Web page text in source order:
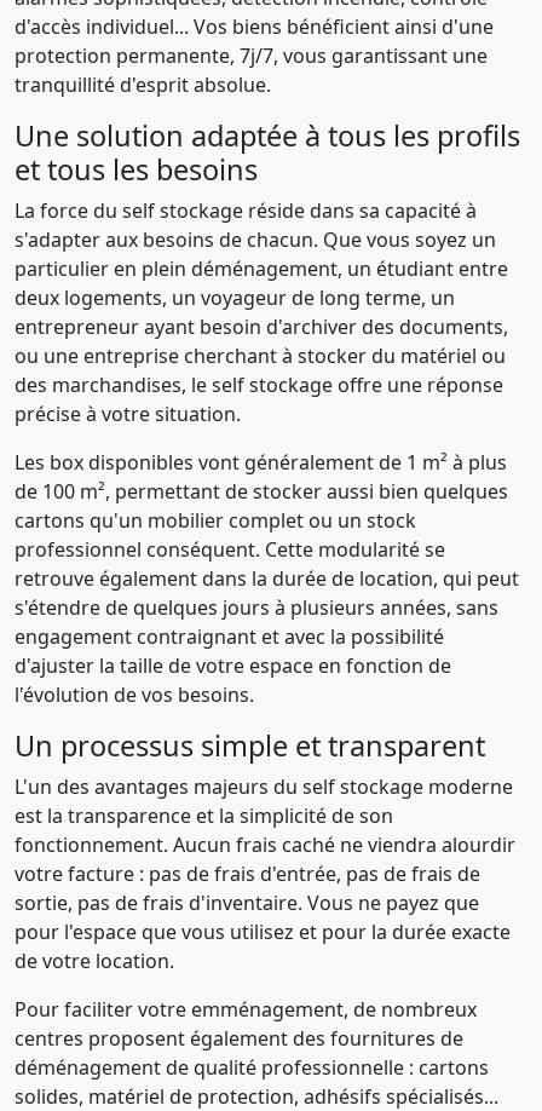
d'accès individuel... Vos biens bénéficient ainsi d'une
protection permanente, 7j/7, vous garantissant une
tranquillité d'esprit absolue.
Une solution adaptée à tous les profils
et tous les besoins
La force du self stockage réside dans sa capacité à
s'adapter aux besoins de chacun. Que vous soyez un
particulier en plein déménagement, un étudiant entre
deux logements, un voyageur de long terme, un
entrepreneur ayant besoin d'archiver des documents,
ou une entreprise cherchant à stocker du matériel ou
des marchandises, le self stockage offre une réponse
précise à votre situation.
Les box disponibles vont généralement de 1 m² à plus
de 100 m², permettant de stocker aussi bien quelques
cartons qu'un mobilier complet ou un stock
professionnel conséquent. Cette modularité se
retrouve également dans la durée de location, qui peut
s'étendre de quelques jours à plusieurs années, sans
engagement contraignant et avec la possibilité
d'ajuster la taille de votre espace en fonction de
l'évolution de vos besoins.
Un processus simple et transparent
L'un des avantages majeurs du self stockage moderne
est la transparence et la simplicité de son
fonctionnement. Aucun frais caché ne viendra alourdir
votre facture : pas de frais d'entrée, pas de frais de
sortie, pas de frais d'inventaire. Vous ne payez que
pour l'espace que vous utilisez et pour la durée exacte
de votre location.
Pour faciliter votre emménagement, de nombreux
centres proposent également des fournitures de
déménagement de qualité professionnelle : cartons
solides, matériel de protection, adhésifs spécialisés...